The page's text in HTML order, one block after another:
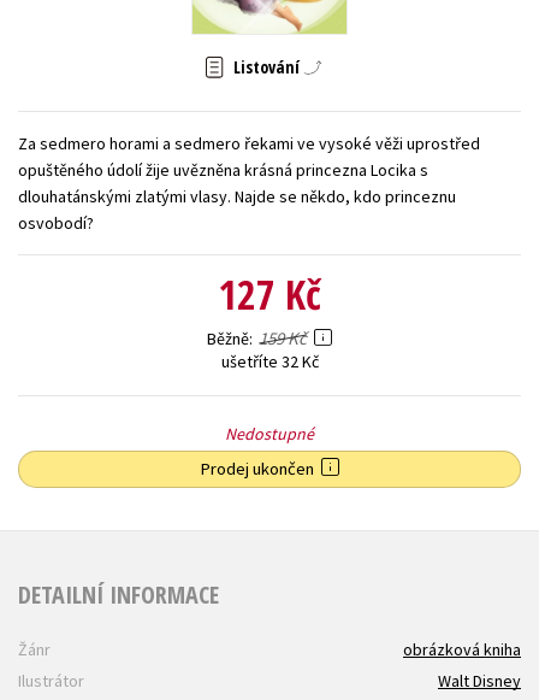
Zahraniční literatura
Listování
Za sedmero horami a sedmero řekami ve vysoké věži uprostřed
opuštěného údolí žije uvězněna krásná princezna Locika s
dlouhatánskými zlatými vlasy. Najde se někdo, kdo princeznu
osvobodí?
127 Kč
Běžně 159 Kč
ušetříte 32 Kč
Nedostupné
Prodej ukončen
DETAILNÍ INFORMACE
Žánr
obrázková kniha
Ilustrátor
Walt Disney